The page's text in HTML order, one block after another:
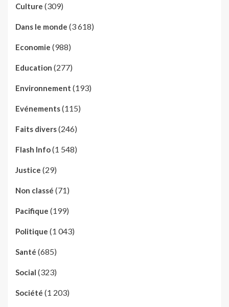
Culture (309)
Dans le monde (3 618)
Economie (988)
Education (277)
Environnement (193)
Evénements(115)
Faits divers(246)
Flash Info(1 548)
Justice (29)
Non classé (71)
Pacifique (199)
Politique (1 043)
Santé (685)
Social (323)
Société (1 203)